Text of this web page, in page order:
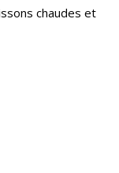
chaudes et